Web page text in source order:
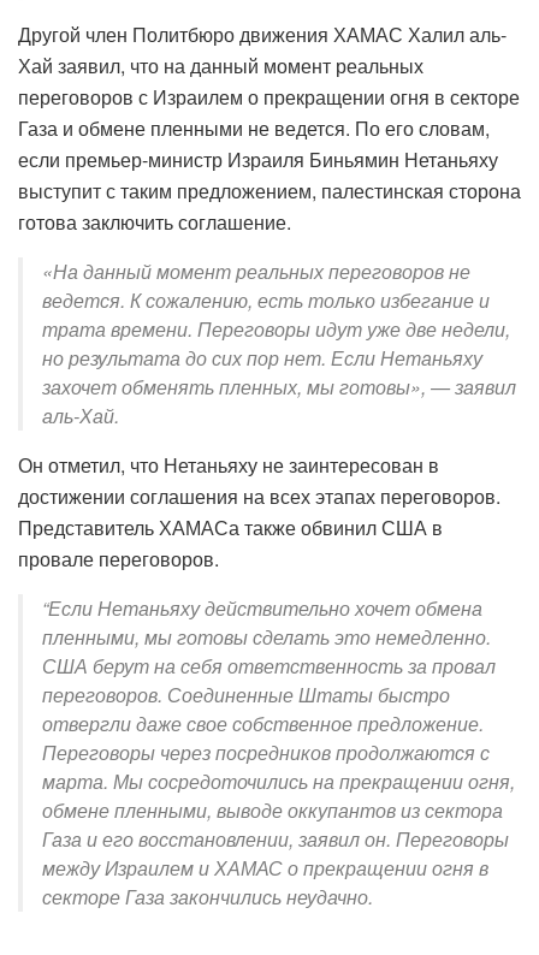
Другой член Политбюро движения ХАМАС Халил аль-
Хай заявил, что на данный момент реальных
переговоров с Израилем о прекращении огня в секторе
Газа и обмене пленными не ведется. По его словам,
если премьер-министр Израиля Биньямин Нетаньяху
выступит с таким предложением, палестинская сторона
готова заключить соглашение.
«На данный момент реальных переговоров не
ведется. К сожалению, есть только избегание и
трата времени. Переговоры идут уже две недели,
но результата до сих пор нет. Если Нетаньяху
захочет обменять пленных, мы готовы», — заявил
аль-Хай.
Он отметил, что Нетаньяху не заинтересован в
достижении соглашения на всех этапах переговоров.
Представитель ХАМАСа также обвинил США в
провале переговоров.
“Если Нетаньяху действительно хочет обмена
пленными, мы готовы сделать это немедленно.
США берут на себя ответственность за провал
переговоров. Соединенные Штаты быстро
отвергли даже свое собственное предложение.
Переговоры через посредников продолжаются с
марта. Мы сосредоточились на прекращении огня,
обмене пленными, выводе оккупантов из сектора
Газа и его восстановлении, заявил он. Переговоры
между Израилем и ХАМАС о прекращении огня в
секторе Газа закончились неудачно.